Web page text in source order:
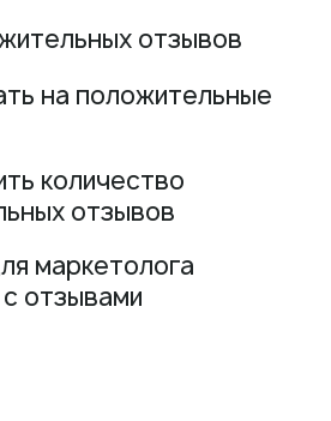
отзывов
на положительные
количество
отзывов
маркетолога
отзывами